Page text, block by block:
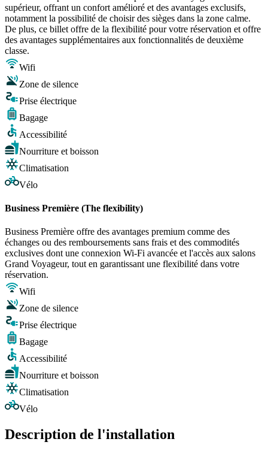
supérieur, offrant un confort amélioré et des avantages exclusifs,
notamment la possibilité de choisir des sièges dans la zone calme.
De plus, ce billet offre de la flexibilité pour votre réservation et offre
des avantages supplémentaires aux fonctionnalités de deuxième
classe.
Wifi
Zone de silence
Prise électrique
Bagage
Accessibilité
Nourriture et boisson
Climatisation
Vélo
Business Première (The flexibility)
Business Première offre des avantages premium comme des
échanges ou des remboursements sans frais et des commodités
exclusives dont une connexion Wi-Fi avancée et l'accès aux salons
Grand Voyageur, tout en garantissant une flexibilité dans votre
réservation.
Wifi
Zone de silence
Prise électrique
Bagage
Accessibilité
Nourriture et boisson
Climatisation
Vélo
Description de l'installation